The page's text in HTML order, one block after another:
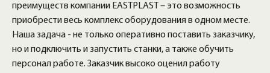
преимуществ компании EASTPLAST – это возможность
приобрести весь комплекс оборудования в одном месте.
Наша задача - не только оперативно поставить заказчику,
но и подключить и запустить станки, а также обучить
персонал работе. Заказчик высоко оценил работу